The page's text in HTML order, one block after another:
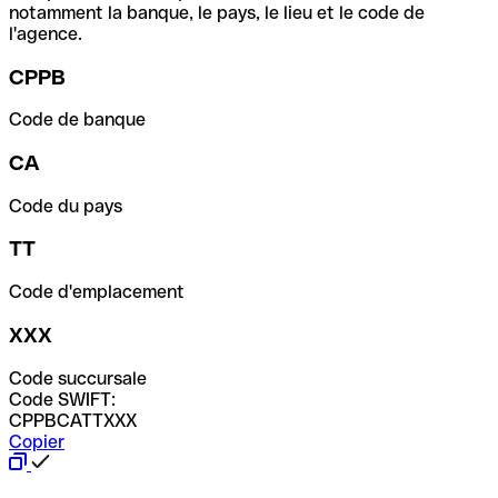
notamment la banque, le pays, le lieu et le code de
l'agence.
CPPB
Code de banque
CA
Code du pays
TT
Code d'emplacement
XXX
Code succursale
Code SWIFT:
CPPBCATTXXX
Copier